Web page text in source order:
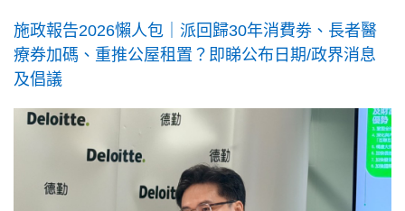
施政報告2026懶人包｜派回歸30年消費劵、長者醫
療券加碼、重推公屋租置？即睇公布日期/政界消息
及倡議